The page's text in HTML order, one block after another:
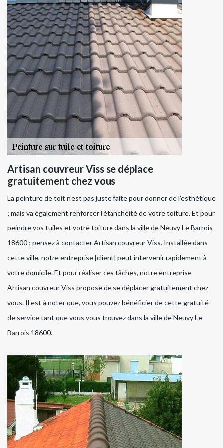
Artisan couvreur Viss se déplace
gratuitement chez vous
La peinture de toit n’est pas juste faite pour donner de l’esthétique
; mais va également renforcer l’étanchéité de votre toiture. Et pour
peindre vos tuiles et votre toiture dans la ville de Neuvy Le Barrois
18600 ; pensez à contacter Artisan couvreur Viss. Installée dans
cette ville, notre entreprise {client] peut intervenir rapidement à
votre domicile. Et pour réaliser ces tâches, notre entreprise
Artisan couvreur Viss propose de se déplacer gratuitement chez
vous. Il est à noter que, vous pouvez bénéficier de cette gratuité
de service tant que vous vous trouvez dans la ville de Neuvy Le
Barrois 18600.